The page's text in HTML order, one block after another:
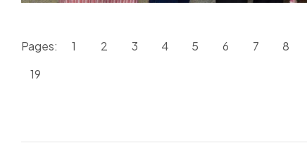
Pages: 1 2 3 4 5 6 7 8
19